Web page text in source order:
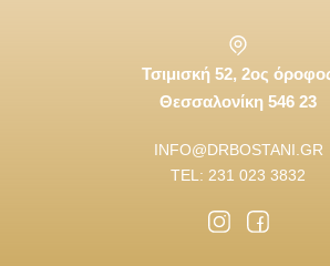
Τσιμισκή 52, 2ος
Θεσσαλονίκη 546 23
INFO@DRBOSTANI.GR
TEL: 231 023 3832